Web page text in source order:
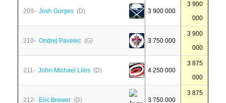
209- Josh Gorges (D) 3 900 000
3 900
000
210- Ondrej Pavelec (G) 3 750 000
3 900
000
211- John-Michael Liles (D) 4 250 000
3 875
000
212- Eric Brewer (D) 3 750 000
3 875